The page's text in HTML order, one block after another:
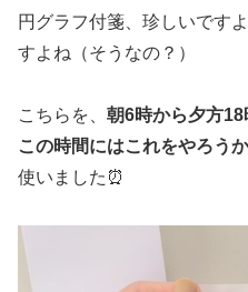
円グラフ付箋、珍しいです
すよね（そうなの？）
こちらを、 朝6時から夕方18
この時間にはこれをやろう
使いました⏰